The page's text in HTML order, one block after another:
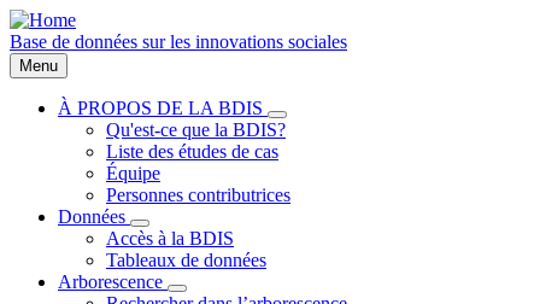
Aller
au
contenu
principal
Base de données sur les innovations sociales
Menu
navigation
À PROPOS DE LA BDIS
sous-
navigation
À
DE
Qu'est-ce que la BDIS?
Liste des études de cas
Équipe
Personnes contributrices
Données
sous-
navigation
Données
Accès à la BDIS
Tableaux de données
Arborescence
sous-